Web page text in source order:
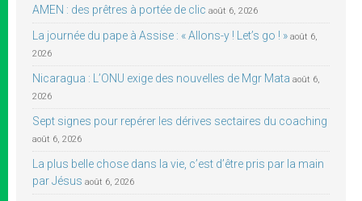
AMEN : des prêtres à portée de clic août 6, 2026
La journée du pape à Assise : « Allons-y ! Let’s go ! » août 6,
2026
Nicaragua : L’ONU exige des nouvelles de Mgr Mata août 6,
2026
Sept signes pour repérer les dérives sectaires du coaching
août 6, 2026
La plus belle chose dans la vie, c’est d’être pris par la main
par Jésus août 6, 2026